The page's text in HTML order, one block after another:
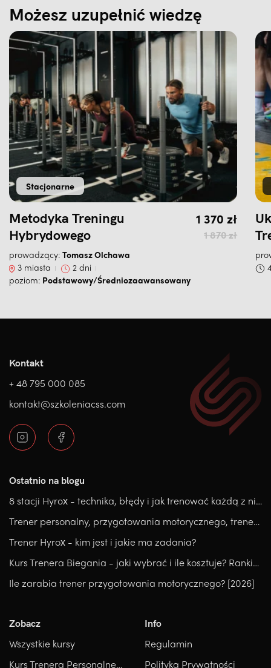
Możesz uzupełnić wiedzę
Stacjonarne
Metodyka Treningu
Hybrydowego
1 870zł
Pierwotna
1 370zł
Aktualna
prowadzący: Tomasz Olchawa
3 miasta
2 dni
poziom: Podstawowy/Średniozaawansowany
Kontakt
+ 48 795 000 085
kontakt@szkoleniacss.com
Zobacz
Wszystkie kursy
Kurs Trenera Personalnego
Ostatnio na blogu
8 stacji Hyrox - technika, błędy i jak trenować każdą z nich.
Trener personalny, przygotowania motorycznego, trener medyczny, który kierunek wybrać?
Trener Hyrox - kim jest i jakie ma zadania?
Kurs Trenera Biegania - jaki wybrać i ile kosztuje? Ranking
Ile zarabia trener przygotowania motorycznego? [2026]
Info
Regulamin
Polityka Prywatności